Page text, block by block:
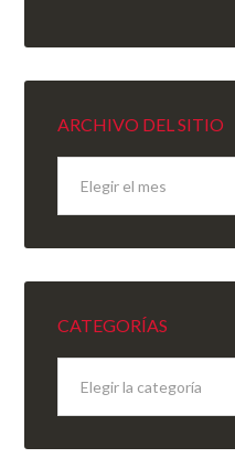
ARCHIVO DEL SITIO
sitio
CATEGORÍAS